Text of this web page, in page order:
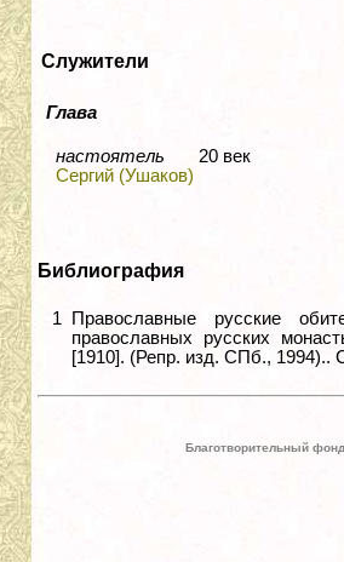
Служители
Глава
настоятель
Сергий (Ушаков)
20 век
Библиография
1
Православные русские
православных русских
[1910]. (Репр. изд. СПб., 1994)..
Благотворительный